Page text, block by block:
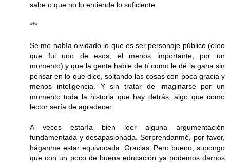
sabe o que no lo entiende lo suficiente.
***
Se me había olvidado lo que es ser personaje público (creo
que fui uno de esos, el menos importante, por un
momento) y que la gente hable de tí como le dé la gana sin
pensar en lo que dice, soltando las cosas con poca gracia y
menos inteligencia. Y sin tratar de imaginarse por un
momento toda la historia que hay detrás, algo que como
lector sería de agradecer.
A veces estaría bien leer alguna argumentación
fundamentada y desapasionada. Sorprendanmé, por favor,
háganme estar equivocada. Gracias. Pero bueno, supongo
que con un poco de buena educación ya podemos darnos